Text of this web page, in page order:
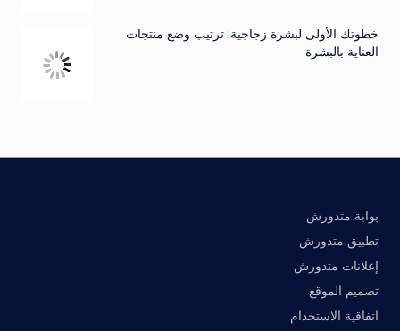
خطوتك الأولى لبشرة زجاجية: ترتيب وضع منتجات
العناية بالبشرة
بوابة متدورش
تطبيق متدورش
إعلانات متدورش
تصميم الموقع
اتفاقية الاستخدام